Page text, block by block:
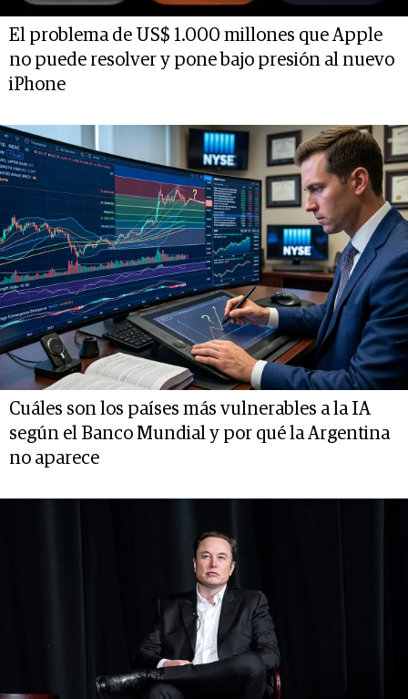
El problema de US$ 1.000 millones que Apple
no puede resolver y pone bajo presión al nuevo
iPhone
Cuáles son los países más vulnerables a la IA
según el Banco Mundial y por qué la Argentina
no aparece